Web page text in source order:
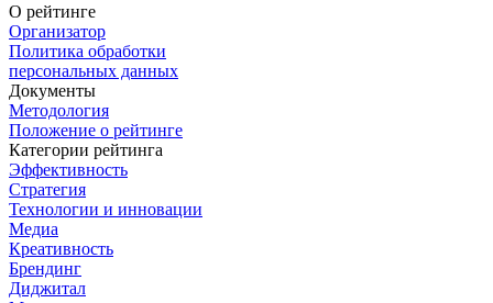
О рейтинге
Организатор
Политика обработки
персональных данных
Документы
Методология
Положение о рейтинге
Категории рейтинга
Эффективность
Стратегия
Технологии и инновации
Медиа
Креативность
Брендинг
Диджитал